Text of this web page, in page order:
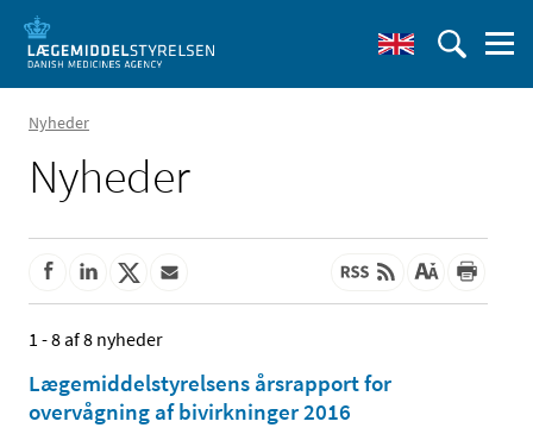
Nyheder
Nyheder
1 - 8 af 8 nyheder
Lægemiddelstyrelsens årsrapport for
overvågning af bivirkninger 2016